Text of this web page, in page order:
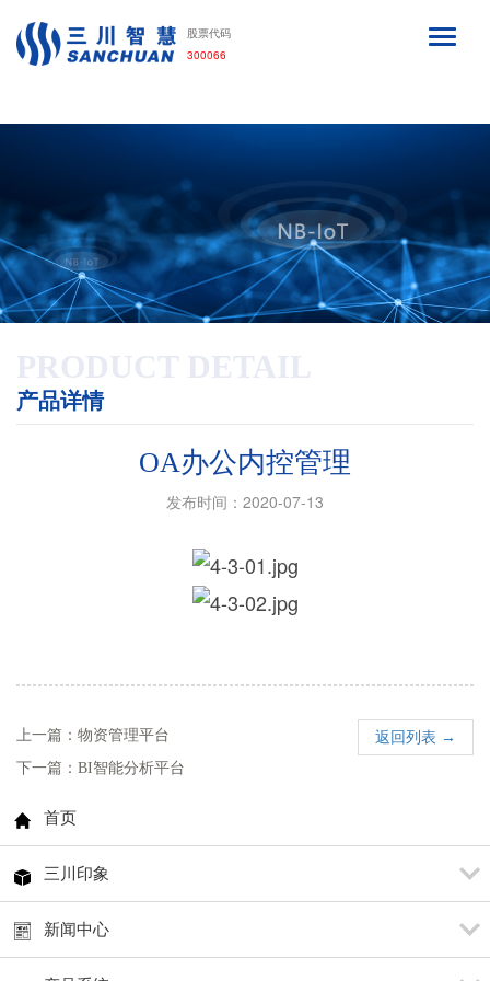
利来·国际APP
股票代码
300066
PRODUCT DETAIL
产品详情
OA办公内控管理
发布时间：2020-07-13
上一篇：物资管理平台
下一篇：BI智能分析平台
返回列表 →
首页
三川印象
新闻中心